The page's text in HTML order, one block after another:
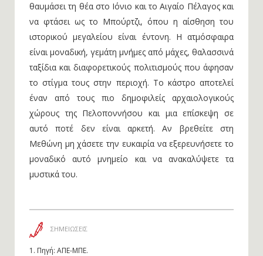
θαυμάσει τη θέα στο Ιόνιο και το Αιγαίο Πέλαγος και
να φτάσει ως το Μπούρτζι, όπου η αίσθηση του
ιστορικού μεγαλείου είναι έντονη. Η ατμόσφαιρα
είναι μοναδική, γεμάτη μνήμες από μάχες, θαλασσινά
ταξίδια και διαφορετικούς πολιτισμούς που άφησαν
το στίγμα τους στην περιοχή. Το κάστρο αποτελεί
έναν από τους πιο δημοφιλείς αρχαιολογικούς
χώρους της Πελοποννήσου και μια επίσκεψη σε
αυτό ποτέ δεν είναι αρκετή. Αν βρεθείτε στη
Μεθώνη μη χάσετε την ευκαιρία να εξερευνήσετε το
μοναδικό αυτό μνημείο και να ανακαλύψετε τα
μυστικά του.
ΣΗΜΕΙΩΣΕΙΣ
1. Πηγή: ΑΠΕ-ΜΠΕ.